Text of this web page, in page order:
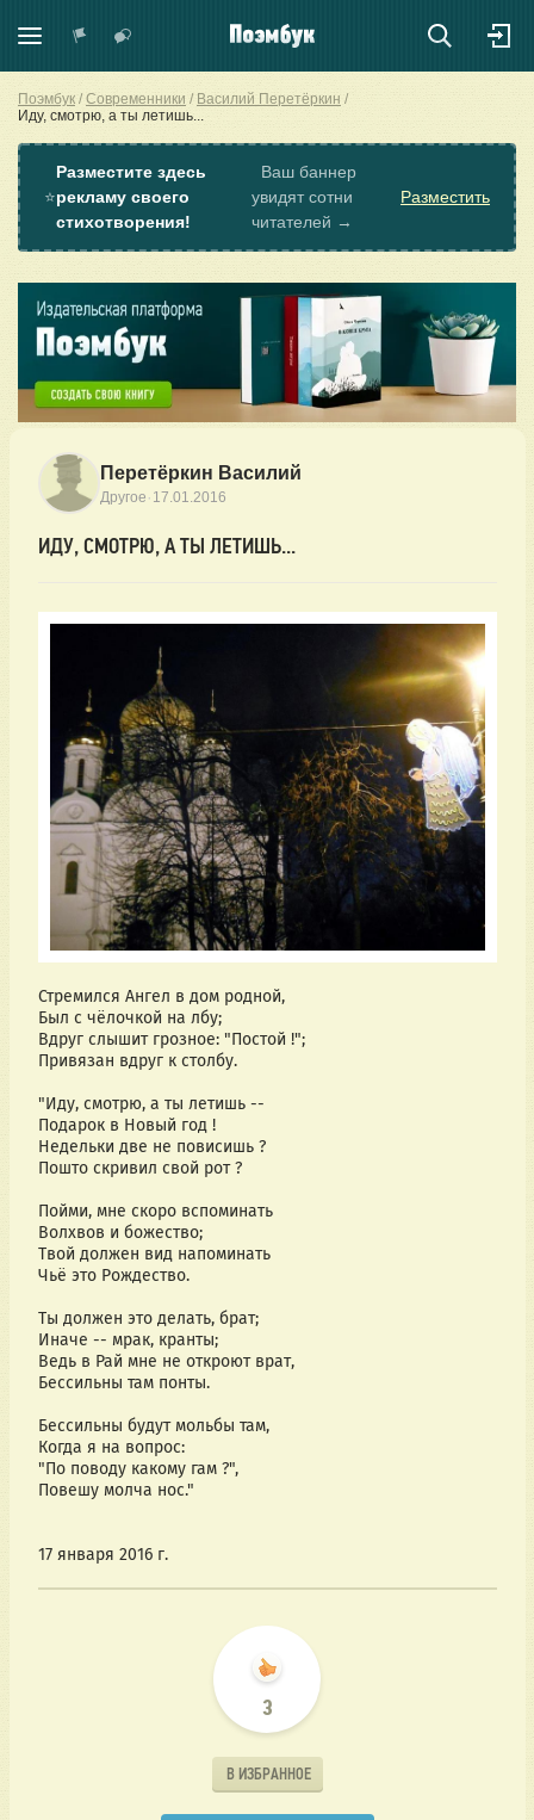
Поэмбук Современники
Василий Перетёркин
Иду, смотрю, а ты летишь...
⭐
Разместите здесь
рекламу своего
стихотворения!
Ваш баннер
увидят сотни
читателей →
Разместить
Перетёркин Василий
Другое · 17.01.2016
ИДУ, СМОТРЮ, А ТЫ ЛЕТИШЬ...
Стремился Ангел в дом родной,
Был с чёлочкой на лбу;
Вдруг слышит грозное: "Постой !";
Привязан вдруг к столбу.
"Иду, смотрю, а ты летишь --
Подарок в Новый год !
Недельки две не повисишь ?
Пошто скривил свой рот ?
Пойми, мне скоро вспоминать
Волхвов и божество;
Твой должен вид напоминать
Чьё это Рождество.
Ты должен это делать, брат;
Иначе -- мрак, кранты;
Ведь в Рай мне не откроют врат,
Бессильны там понты.
Бессильны будут мольбы там,
Когда я на вопрос:
"По поводу какому гам ?",
Повешу молча нос."
17 января 2016 г.
3
В ИЗБРАННОЕ